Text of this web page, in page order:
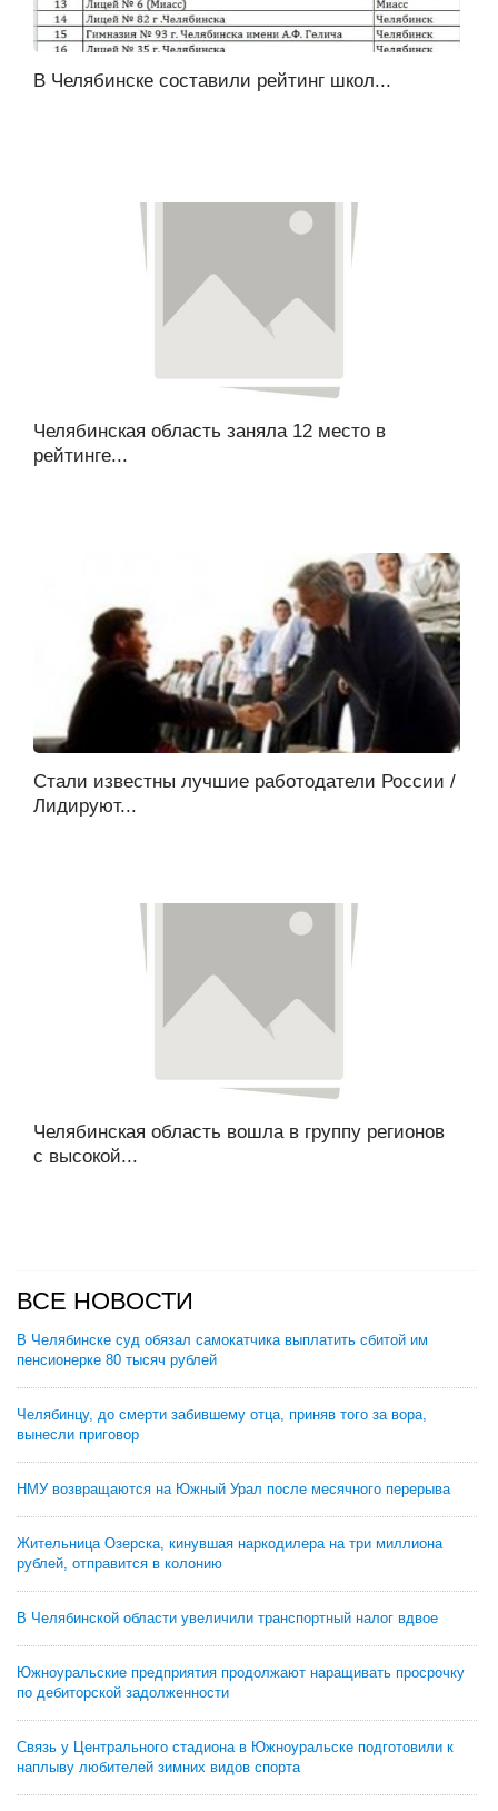
В Челябинске составили рейтинг школ...
Челябинская область заняла 12 место в
рейтинге...
Стали известны лучшие работодатели России /
Лидируют...
Челябинская область вошла в группу регионов
с высокой...
ВСЕ НОВОСТИ
В Челябинске суд обязал самокатчика выплатить сбитой им
пенсионерке 80 тысяч рублей
Челябинцу, до смерти забившему отца, приняв того за вора,
вынесли приговор
НМУ возвращаются на Южный Урал после месячного перерыва
Жительница Озерска, кинувшая наркодилера на три миллиона
рублей, отправится в колонию
В Челябинской области увеличили транспортный налог вдвое
Южноуральские предприятия продолжают наращивать просрочку
по дебиторской задолженности
Связь у Центрального стадиона в Южноуральске подготовили к
наплыву любителей зимних видов спорта